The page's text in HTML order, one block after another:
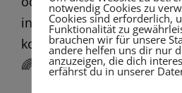
interessiert sind, zögern
kontaktieren. Wir bringen
🌈
notwendig Cookies zu
Cookies sind erforderlich,
Funktionalität zu
brauchen wir für unsere
andere helfen uns dir nur
anzuzeigen, die dich
erfährst du in unserer